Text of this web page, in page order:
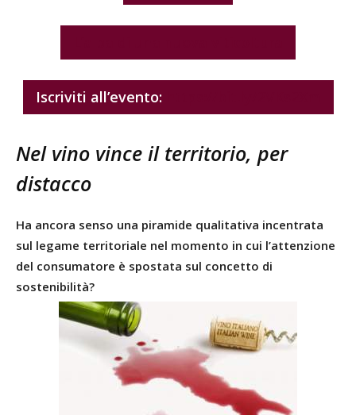
Iscriviti all’evento:
Nel vino vince il territorio, per
distacco
Ha ancora senso una piramide qualitativa incentrata
sul legame territoriale nel momento in cui l’attenzione
del consumatore è spostata sul concetto di
sostenibilità?